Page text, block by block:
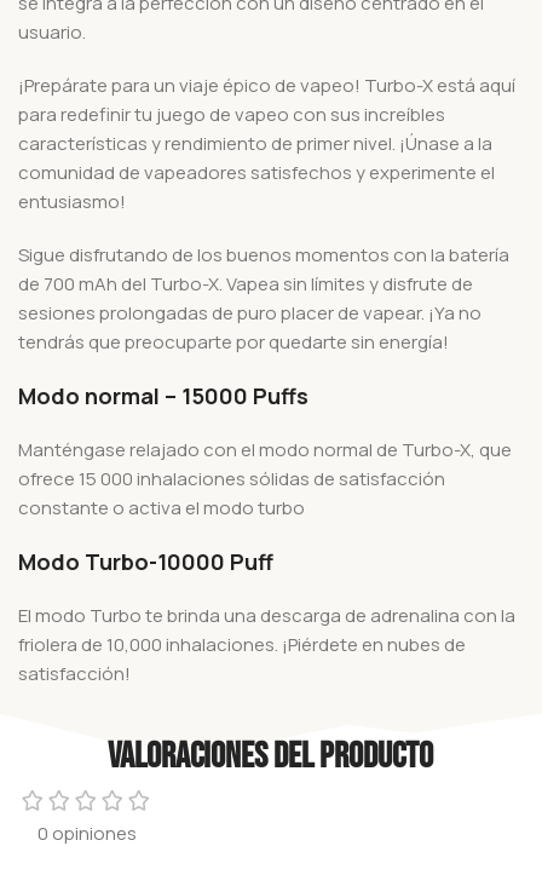
usuario.
¡Prepárate para un viaje épico de vapeo! Turbo-X está aquí
para redefinir tu juego de vapeo con sus increíbles
características y rendimiento de primer nivel. ¡Únase a la
comunidad de vapeadores satisfechos y experimente el
entusiasmo!
Sigue disfrutando de los buenos momentos con la batería
de 700 mAh del Turbo-X. Vapea sin límites y disfrute de
sesiones prolongadas de puro placer de vapear. ¡Ya no
tendrás que preocuparte por quedarte sin energía!
Modo normal – 15000 Puffs
Manténgase relajado con el modo normal de Turbo-X, que
ofrece 15 000 inhalaciones sólidas de satisfacción
constante o activa el modo turbo
Modo Turbo-10000 Puff
El modo Turbo te brinda una descarga de adrenalina con la
friolera de 10,000 inhalaciones. ¡Piérdete en nubes de
satisfacción!
Valoraciones del producto
0 opiniones